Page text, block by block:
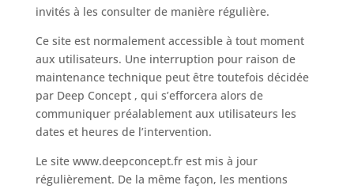
invités à les consulter de manière régulière.
Ce site est normalement accessible à tout moment
aux utilisateurs. Une interruption pour raison de
maintenance technique peut être toutefois décidée
par Deep Concept , qui s’efforcera alors de
communiquer préalablement aux utilisateurs les
dates et heures de l’intervention.
Le sitewww.deepconcept.fr est mis à jour
régulièrement. De la même façon, les mentions